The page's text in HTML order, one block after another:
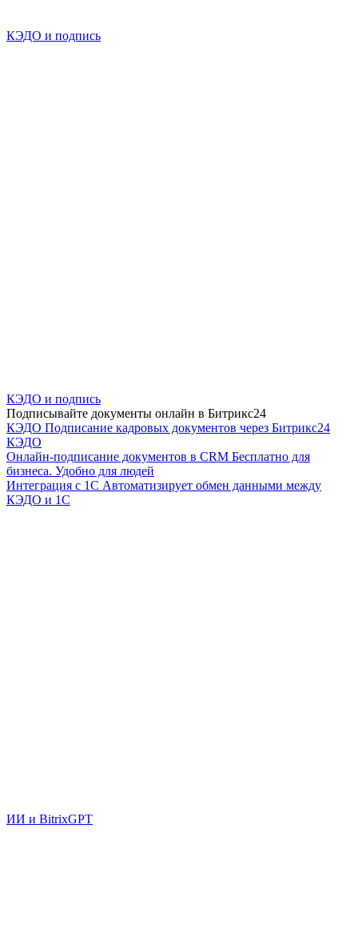
КЭДО и подпись
КЭДО и подпись
Подписывайте документы онлайн в Битрикс24
КЭДО Подписание кадровых документов через Битрикс24
КЭДО
Онлайн-подписание документов в CRM Бесплатно для
бизнеса. Удобно для людей
Интеграция с 1С Автоматизирует обмен данными между
КЭДО и 1С
ИИ и BitrixGPT